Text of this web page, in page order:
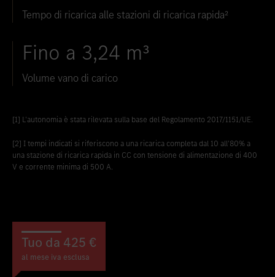
Tempo di ricarica alle stazioni di ricarica rapida²
Fino a 3,24 m³
Volume vano di carico
[1] L'autonomia è stata rilevata sulla base del Regolamento 2017/1151/UE.
[2] I tempi indicati si riferiscono a una ricarica completa dal 10 all'80% a
una stazione di ricarica rapida in CC con tensione di alimentazione di 400
V e corrente minima di 500 A.
Tuo da 425 €
al mese iva esclusa